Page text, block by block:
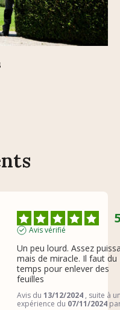
Avis vérifié
Un peu lourd. Assez
mais de miracle. Il faut du
temps pour enlever des
feuilles
Avis du 13/12/2024 , suite à
expérience du 07/11/2024